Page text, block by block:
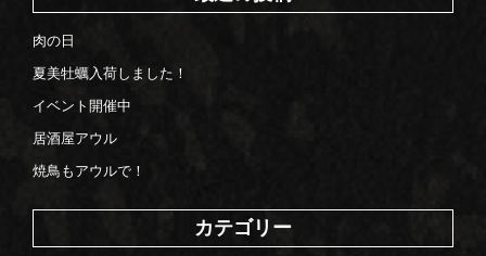
肉の日
夏美牡蠣入荷しました！
イベント開催中
居酒屋アウル
焼鳥もアウルで！
カテゴリー